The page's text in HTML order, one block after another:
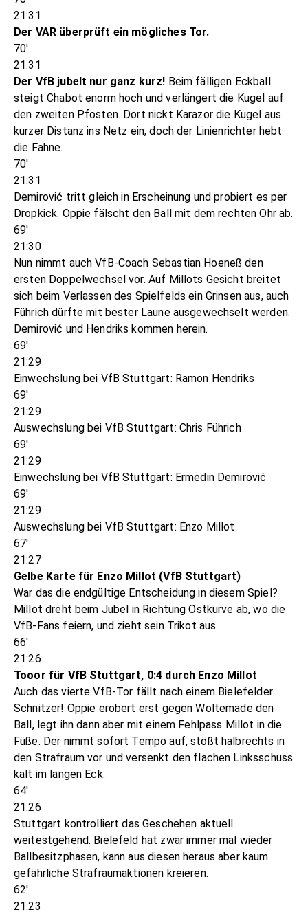
21:31
Der VAR überprüft ein mögliches Tor.
70'
21:31
Der VfB jubelt nur ganz kurz! Beim fälligen Eckball
steigt Chabot enorm hoch und verlängert die Kugel auf
den zweiten Pfosten. Dort nickt Karazor die Kugel aus
kurzer Distanz ins Netz ein, doch der Linienrichter hebt
die Fahne.
70'
21:31
Demirović tritt gleich in Erscheinung und probiert es per
Dropkick. Oppie fälscht den Ball mit dem rechten Ohr ab.
69'
21:30
Nun nimmt auch VfB-Coach Sebastian Hoeneß den
ersten Doppelwechsel vor. Auf Millots Gesicht breitet
sich beim Verlassen des Spielfelds ein Grinsen aus, auch
Führich dürfte mit bester Laune ausgewechselt werden.
Demirović und Hendriks kommen herein.
69'
21:29
Einwechslung bei VfB Stuttgart: Ramon Hendriks
69'
21:29
Auswechslung bei VfB Stuttgart: Chris Führich
69'
21:29
Einwechslung bei VfB Stuttgart: Ermedin Demirović
69'
21:29
Auswechslung bei VfB Stuttgart: Enzo Millot
67'
21:27
Gelbe Karte für Enzo Millot (VfB Stuttgart)
War das die endgültige Entscheidung in diesem Spiel?
Millot dreht beim Jubel in Richtung Ostkurve ab, wo die
VfB-Fans feiern, und zieht sein Trikot aus.
66'
21:26
Tooor für VfB Stuttgart, 0:4 durch Enzo Millot
Auch das vierte VfB-Tor fällt nach einem Bielefelder
Schnitzer! Oppie erobert erst gegen Woltemade den
Ball, legt ihn dann aber mit einem Fehlpass Millot in die
Füße. Der nimmt sofort Tempo auf, stößt halbrechts in
den Strafraum vor und versenkt den flachen Linksschuss
kalt im langen Eck.
64'
21:26
Stuttgart kontrolliert das Geschehen aktuell
weitestgehend. Bielefeld hat zwar immer mal wieder
Ballbesitzphasen, kann aus diesen heraus aber kaum
gefährliche Strafraumaktionen kreieren.
62'
21:23